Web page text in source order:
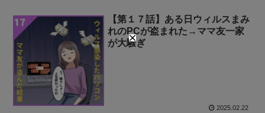
【第１７話】ある日ウィルスまみ
れのPCが盗まれた→ママ友一家
が大騒ぎ
2025.02.22